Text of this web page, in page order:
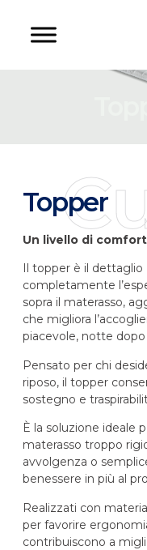
Topper
Un livello di
Il topper è il
completamente
sopra il materasso,
che migliora
piacevole, notte
Pensato per chi
riposo, il topper
sostegno e
È la soluzione ideale
materasso troppo
avvolgenza o
benessere in più al
Realizzati con
per favorire
contribuiscono a